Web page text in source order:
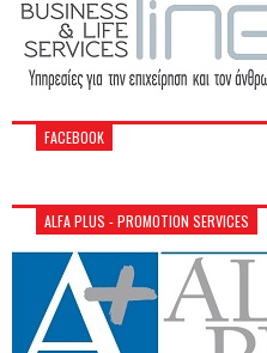
FACEBOOK
ALFA PLUS - PROMOTION SERVICES